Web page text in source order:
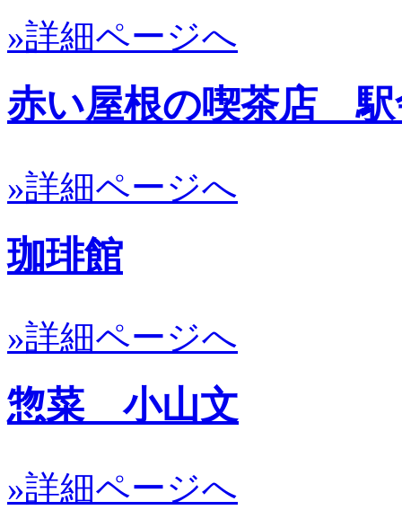
»詳細ページへ
赤い屋根の喫茶店 駅
»詳細ページへ
珈琲館
»詳細ページへ
惣菜 小山文
»詳細ページへ